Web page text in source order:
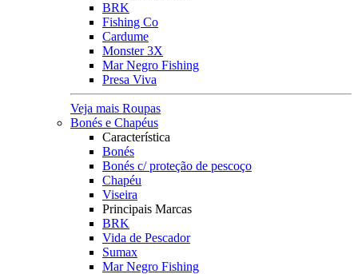
BRK
Fishing Co
Cardume
Monster 3X
Mar Negro Fishing
Presa Viva
Veja mais Roupas
Bonés e Chapéus
Característica
Bonés
Bonés c/ proteção de pescoço
Chapéu
Viseira
Principais Marcas
BRK
Vida de Pescador
Sumax
Mar Negro Fishing